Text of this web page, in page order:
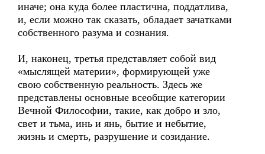
иначе; она куда более пластична, поддатлива,
и, если можно так сказать, обладает зачатками
собственного разума и сознания.
И, наконец, третья представляет собой вид
«мыслящей материи», формирующей уже
свою собственную реальность. Здесь же
представлены основные всеобщие категории
Вечной Философии, такие, как добро и зло,
свет и тьма, инь и янь, бытие и небытие,
жизнь и смерть, разрушение и созидание.